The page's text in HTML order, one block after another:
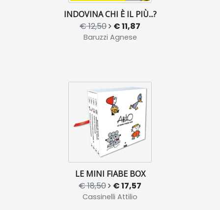
INDOVINA CHI È IL PIÙ...?
€ 12,50 € 11,87
Baruzzi Agnese
LE MINI FIABE BOX
€ 18,50 € 17,57
Cassinelli Attilio